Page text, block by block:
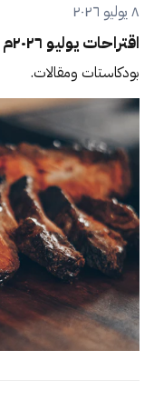
٨ يوليو ٢٠٢٦
اقتراحات يوليو ٢٠٢٦م
بودكاستات ومقالات.